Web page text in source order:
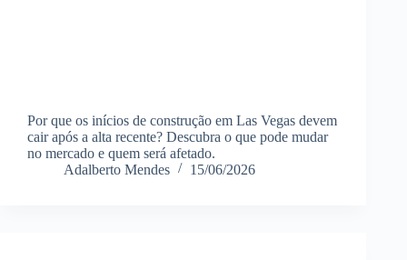
Por que os inícios de construção em Las Vegas devem
cair após a alta recente? Descubra o que pode mudar
no mercado e quem será afetado.
Adalberto Mendes
15/06/2026